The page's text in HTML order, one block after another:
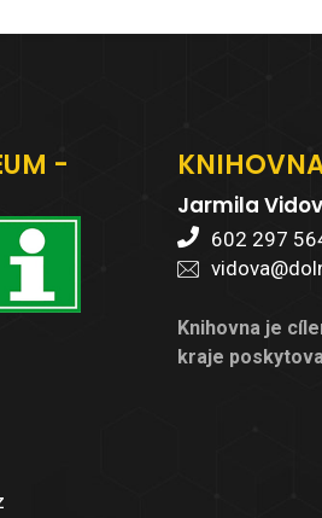
-
Jarmila
602 297
Knihovna je
kraje